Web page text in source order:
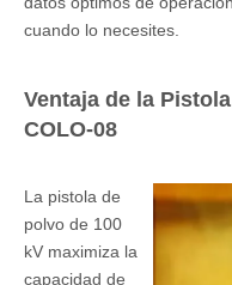
cuando lo necesites.
Ventaja de la
COLO-08
La pistola de
polvo de 100
kV maximiza la
capacidad de